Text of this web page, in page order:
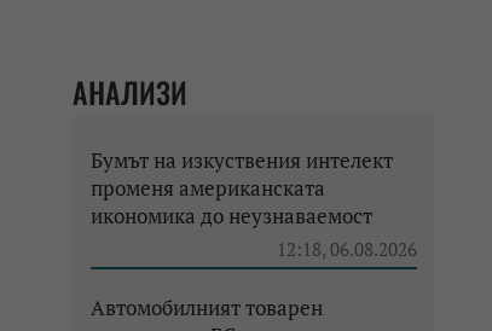
АНАЛИЗИ
Бумът на изкуствения интелект
променя американската
икономика до неузнаваемост
12:18, 06.08.2026
Автомобилният товарен